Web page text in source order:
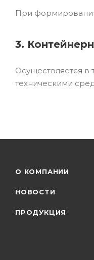
При
3.
Осуществляется в
техническими
О КОМПАНИИ
НОВОСТИ
ПРОДУКЦИЯ